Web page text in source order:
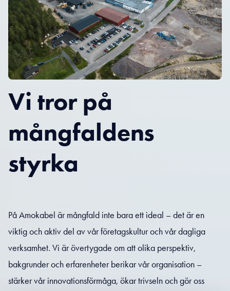
Vi tror på
mångfaldens
styrka
På Amokabel är mångfald inte bara ett ideal – det är en
viktig och aktiv del av vår företagskultur och vår dagliga
verksamhet. Vi är övertygade om att olika perspektiv,
bakgrunder och erfarenheter berikar vår organisation –
stärker vår innovationsförmåga, ökar trivseln och gör oss